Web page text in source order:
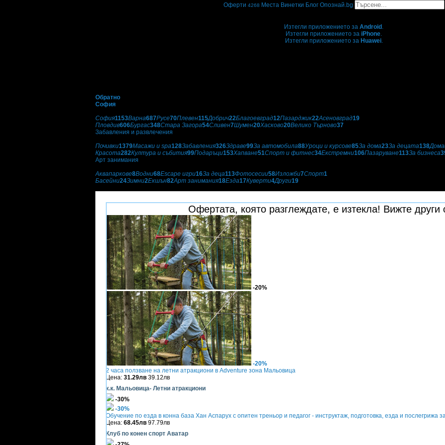
Оферти 4268 Места Винетки Блог Опознай.bg
Изтегли приложението за Android .
Изтегли приложението за iPhone.
Изтегли приложението за Huawei.
Обратно
София
София1153Варна687Русе70Плевен115Добрич22Благоевград12Пазарджик22Асеновград19
Пловдив606Бургас348Стара Загора54Сливен7Шумен20Хасково20Велико Търново37
Забавления и развлечения
Почивки1379Масажи и spa128Забавления326Здраве99За автомобила88Уроци и курсове85За дома23За децата138
Красота282Култура и събития99Подаръци153Хапване51Спорт и фитнес34Екстремни106Пазаруване113За бизнеса
Арт занимания
Аквапаркове8Водни68Escape игри16За деца113Фотосесии58Изложби7Спорт1
Басейни24Зимни2Екшън82Арт занимания18Езда17Куверти4Други19
Офертата, която разглеждате, е изтекла! Вижте други
-20%
-20%
2 часа ползване на летни атракциони в Adventure зона Мальовица
Цена: 31.29лв 39.12лв
к.к. Мальовица- Летни атракциони
-30%
-30%
Обучение по езда в конна база Хан Аспарух с опитен треньор и педагог - инструктаж, подготовка, езда и послегрижа
Цена: 68.45лв 97.79лв
Клуб по конен спорт Аватар